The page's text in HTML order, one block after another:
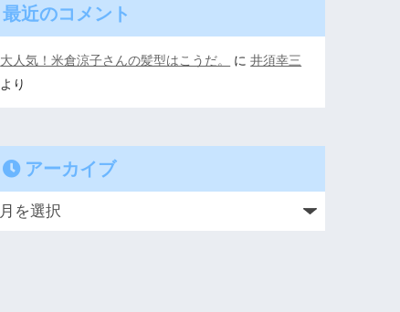
最近のコメント
大人気！米倉涼子さんの髪型はこうだ。 に井須幸三
より
アーカイブ